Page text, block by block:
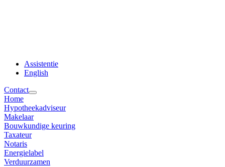
Assistentie
English
Contact
Home
Hypotheekadviseur
Makelaar
Bouwkundige keuring
Taxateur
Notaris
Energielabel
Verduurzamen